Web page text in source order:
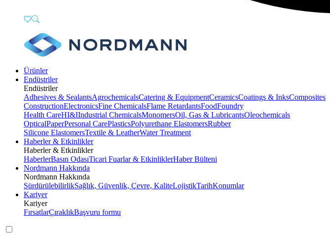
Ürünler
Endüstriler
Endüstriler
Adhesives & SealantsAgrochemicalsCatering & EquipmentCeramicsCoatings & InksComposites
ConstructionElectronicsFine ChemicalsFlame RetardantsFoodFoundry
Health CareHI&IIndustrial ChemicalsMonomersOil, Gas & LubricantsOleochemicals
OpticalPaperPersonal CarePlasticsPolyurethane ElastomersRubber
Silicone ElastomersTextile & LeatherWater Treatment
Haberler & Etkinlikler
Haberler & Etkinlikler
HaberlerBasın OdasıTicari Fuarlar & EtkinliklerHaber Bülteni
Nordmann Hakkında
Nordmann Hakkında
SürdürülebilirlikSağlık, Güvenlik, Çevre, KaliteLojistikTarihKonumlar
Kariyer
Kariyer
FırsatlarÇıraklıkBaşvuru formu